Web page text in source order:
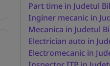
Part time in Judetul
Inginer mecanic in
Mecanica in Judetul
Electrician auto in
Electromecanic in